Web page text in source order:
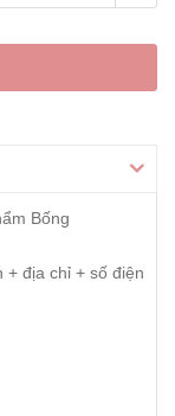
Bống
+ địa chỉ + số điện